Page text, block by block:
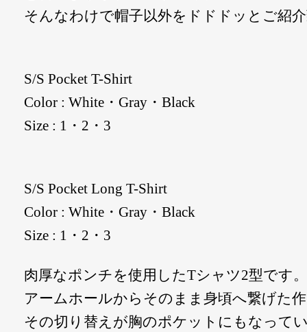
そんなわけで帽子以外をドドドッとご紹
S/S Pocket T-Shirt
Color : White・Gray・Black
Size : 1・2・3
S/S Pocket Long T-Shirt
Color : White・Gray・Black
Size : 1・2・3
肉厚なポンチを使用したTシャツ2型です。
アームホールからそのまま身頃へ繋げた
その切り替えが胸のポケットにもなって